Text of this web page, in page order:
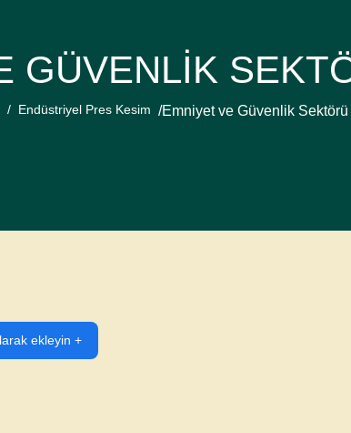
GÜVENLIK
/ Endüstriyel Pres Kesim /Emniyet ve Güvenlik
ekleyin +